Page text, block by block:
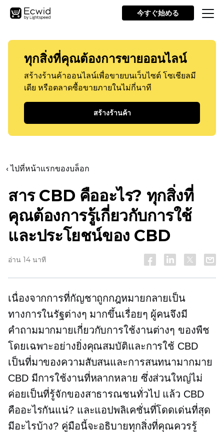
今すぐ始める
ทุกสิ่งที่คุณต้องการขายออนไลน์
สร้างร้านค้าออนไลน์เพื่อขายบนเว็บไซต์ โซเชียลมี
เดีย หรือตลาดซื้อขายภายในไม่กี่นาที
สร้างร้านค้า
‹ ไปที่หน้าแรกของบล็อก
สาร CBD คืออะไร? ทุกสิ่งที่
คุณต้องการรู้เกี่ยวกับการใช้
และประโยชน์ของ CBD
อ่าน 14 นาที
เนื่องจากการที่กัญชาถูกกฎหมายกลายเป็น
ทางการในรัฐต่างๆ มากขึ้นเรื่อยๆ ผู้คนจึงมี
คำถามมากมายเกี่ยวกับการใช้งานต่างๆ ของพืช
โดยเฉพาะอย่างยิ่งคุณสมบัติและการใช้ CBD
เป็นที่มาของความสับสนและการสนทนามากมาย
CBD มีการใช้งานที่หลากหลาย ซึ่งส่วนใหญ่ไม่
ค่อยเป็นที่รู้จักของสาธารณชนทั่วไป แล้ว CBD
คืออะไรกันแน่? และแอปพลิเคชั่นที่โดดเด่นที่สุด
มีอะไรบ้าง? คู่มือนี้จะอธิบายทุกสิ่งที่คุณควรรู้